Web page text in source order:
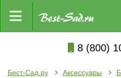
8 (800)
Бест-Сад.ру Аксессуары